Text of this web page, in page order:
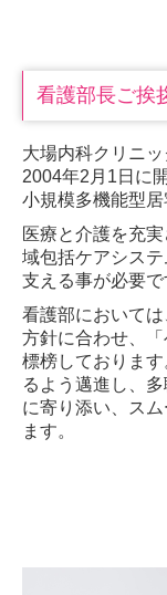
看護部長ご挨
大場内科クリニ
2004年2月1日に
小規模多機能型居
医療と介護を充
域包括ケアシス
支える事が必要で
看護部において
方針に合わせ、
標榜しておりま
るよう邁進し、
に寄り添い、ス
ます。